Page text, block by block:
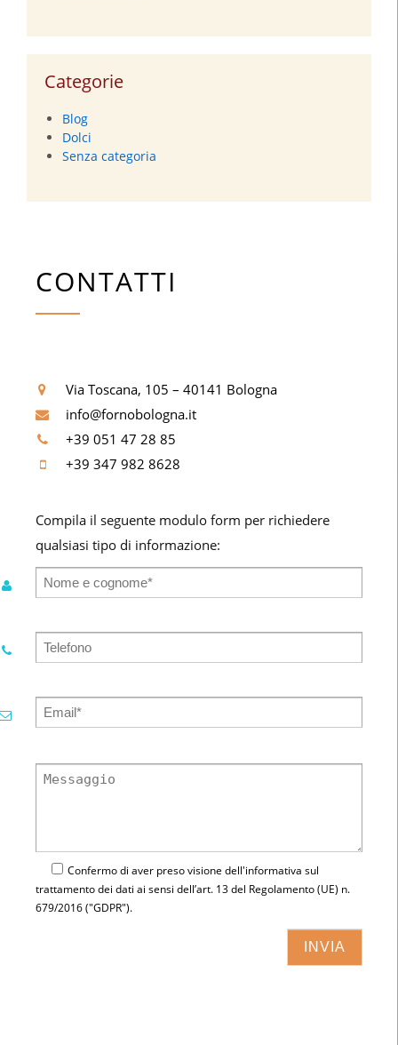
Categorie
Blog
Dolci
Senza categoria
CONTATTI
Via Toscana, 105 – 40141 Bologna
info@fornobologna.it
+39 051 47 28 85
+39 347 982 8628
Compila il seguente modulo form per richiedere
qualsiasi tipo di informazione:
Confermo di aver preso visione dell'informativa sul
trattamento dei dati ai sensi dell’art. 13 del Regolamento (UE) n.
679/2016 ("GDPR").